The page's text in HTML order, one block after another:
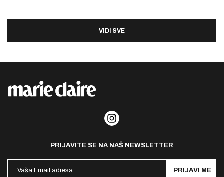
VIDI SVE
PRIJAVITE SE NA NAŠ NEWSLETTER
PRIJAVI ME